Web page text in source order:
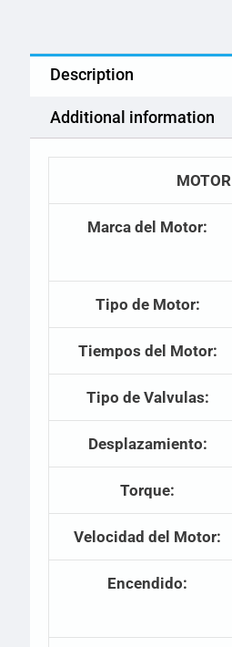
Description
Additional information
MOTOR
Marca del Motor:
Tipo de Motor:
Tiempos del Motor:
Tipo de Valvulas:
Desplazamiento:
Torque:
Velocidad del Motor:
Encendido: